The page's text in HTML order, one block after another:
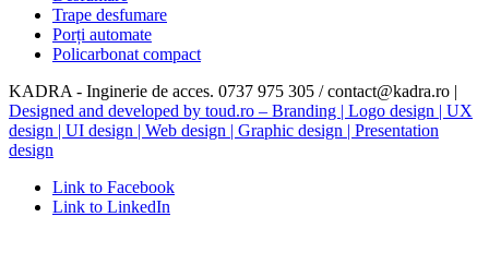
Trape desfumare
Porți automate
Policarbonat compact
KADRA - Inginerie de acces. 0737 975 305 / contact@kadra.ro |
Designed and developed by toud.ro – Branding | Logo design | UX
design | UI design | Web design | Graphic design | Presentation
design
Link to Facebook
Link to LinkedIn